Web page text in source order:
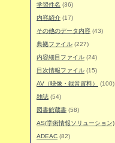
学習件名 (36)
内容紹介 (17)
その他のデータ内容 (43)
典拠ファイル (227)
内容細目ファイル (24)
目次情報ファイル (15)
AV（映像・録音資料）
(100)
雑誌 (54)
図書館蔵書 (58)
AS(学術情報ソリューション)
ADEAC (82)